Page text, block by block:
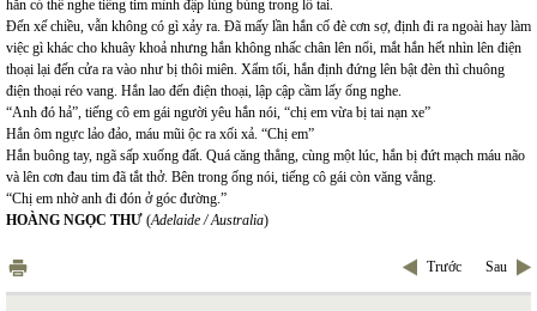
hắn có thể nghe tiếng tim mình đập lùng bùng trong lỗ tai.
Đến xế chiều, vẫn không có gì xảy ra. Đã mấy lần hắn cố đè cơn sợ, định đi ra ngoài hay làm
việc gì khác cho khuây khoả nhưng hắn không nhấc chân lên nổi, mắt hắn hết nhìn lên điện
thoại lại đến cửa ra vào như bị thôi miên. Xẩm tối, hắn định đứng lên bật đèn thì chuông
điện thoại réo vang. Hắn lao đến điện thoại, lập cập cầm lấy ống nghe.
“Anh đó hả”, tiếng cô em gái người yêu hắn nói, “chị em vừa bị tai nạn xe”
Hắn ôm ngực lảo đảo, máu mũi ộc ra xối xả. “Chị em”
Hắn buông tay, ngã sấp xuống đất. Quá căng thẳng, cùng một lúc, hắn bị đứt mạch máu não
và lên cơn đau tim đã tắt thở. Bên trong ống nói, tiếng cô gái còn văng vẳng.
“Chị em nhờ anh đi đón ở góc đường.”
HOÀNG NGỌC THƯ (Adelaide / Australia)
Trước Sau